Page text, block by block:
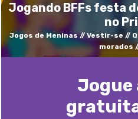
Jogando BFFs festa
no
Jogos de Meninas Vestir-se
morados
Jogue